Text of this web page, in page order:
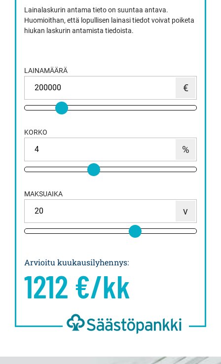
Lainalaskurin antama tieto on suuntaa antava.
Huomioithan, että lopullisen lainasi tiedot voivat poiketa
hiukan laskurin antamista tiedoista.
LAINAMÄÄRÄ
KORKO
MAKSUAIKA
Arvioitu kuukausilyhennys:
1212 €/kk